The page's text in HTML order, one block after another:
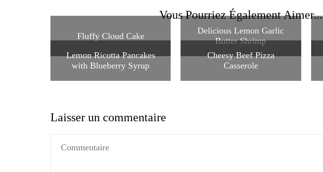
Vous Pourriez Également Aimer...
Fluffy Cloud Cake
Delicious Lemon Garlic
Butter Shrimp
Lemon Ricotta Pancakes
with Blueberry Syrup
Cheesy Beef Pizza
Casserole
Laisser un commentaire